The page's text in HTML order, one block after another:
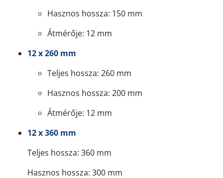
Hasznos hossza: 150 mm
Átmérője: 12 mm
12 x 260 mm
Teljes hossza: 260 mm
Hasznos hossza: 200 mm
Átmérője: 12 mm
12 x 360 mm
Teljes hossza: 360 mm
Hasznos hossza: 300 mm